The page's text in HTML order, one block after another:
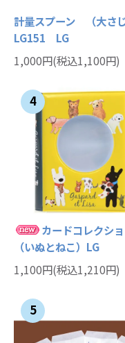
計量スプーン （大さ
LG151 LG
1,000円(税込1,100円)
4
カードコレクシ
（いぬとねこ）LG
1,100円(税込1,210円)
5